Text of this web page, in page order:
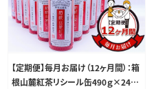
【定期便】毎月お届け（12ヶ月間）：箱
根山麓紅茶リシール缶490ｇ×24本